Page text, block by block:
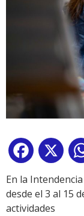
Facebook
X
En la
desde el 3 al 15
actividades